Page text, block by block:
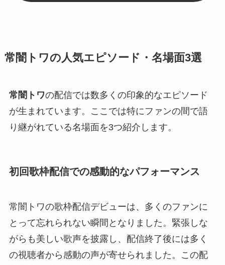
常闇トワの人気エピソード・名場面3選
常闇トワの配信では数多くの印象的なエピソード
が生まれています。ここでは特にファンの間で語
り継がれている名場面を3つ紹介します。
初回歌枠配信での感動的なパフォーマンス
常闇トワの歌枠配信デビューは、多くのファンに
とって忘れられない瞬間となりました。緊張しな
がらも美しい歌声を披露し、配信終了後には多く
の視聴者から感動の声が寄せられました。この配